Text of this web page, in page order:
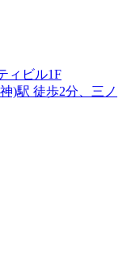
ィビル1F
)駅 徒歩2分、三ノ